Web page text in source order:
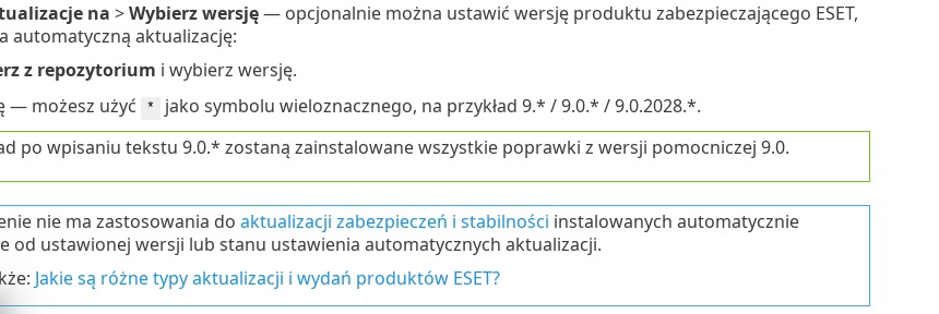
na >Wybierz wersję— opcjonalnie można ustawić wersję produktu zabezpieczającego ESET,
automatyczną aktualizację:
z repozytorium i wybierz wersję.
— możesz użyć *
jako symbolu wieloznacznego, na przykład 9.* / 9.0.* / 9.0.2028.*.
po wpisaniu tekstu 9.0.* zostaną zainstalowane wszystkie poprawki z wersji pomocniczej 9.0.
nie ma zastosowania do aktualizacji zabezpieczeń i stabilności instalowanych automatycznie
od ustawionej wersji lub stanu ustawienia automatycznych aktualizacji.
Jakie są różne typy aktualizacji i wydań produktów ESET?